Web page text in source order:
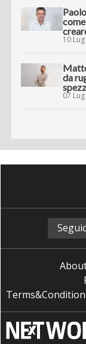
10
da
07